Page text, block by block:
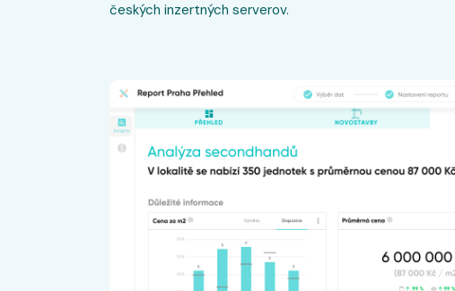
českých inzertných serverov.